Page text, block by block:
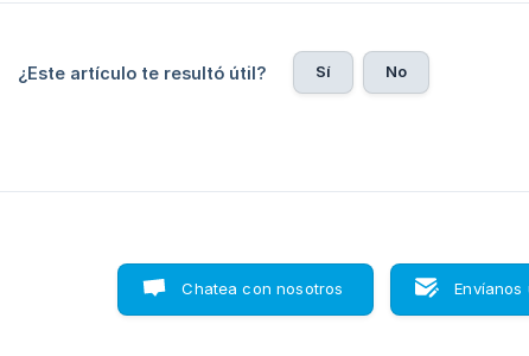
¿Este artículo te resultó útil? Sí No
Chatea con nosotros